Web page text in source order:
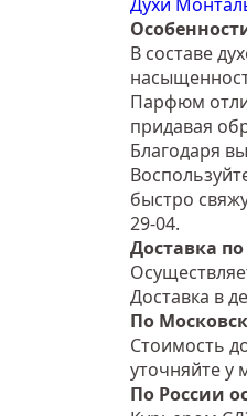
В составе
Парфюм
придавая
Благодаря
быстро
29-04.
Доставка
Доставка в
По
Стоимость
уточняйте у
По России